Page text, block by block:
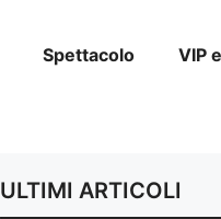
Spettacolo VIP
ULTIMI ARTICOLI